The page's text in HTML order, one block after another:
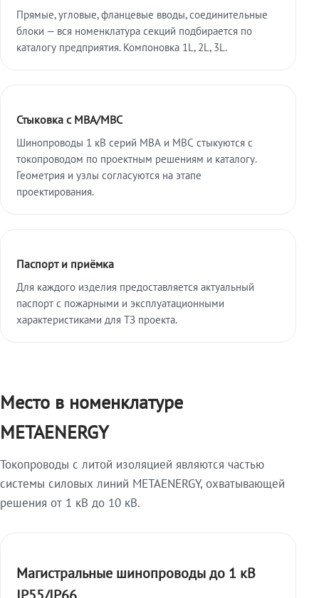
Прямые, угловые, фланцевые вводы, соединительные
блоки — вся номенклатура секций подбирается по
каталогу предприятия. Компоновка 1L, 2L, 3L.
Стыковка с МВА/МВС
Шинопроводы 1 кВ серий МВА и МВС стыкуются с
токопроводом по проектным решениям и каталогу.
Геометрия и узлы согласуются на этапе
проектирования.
Паспорт и приёмка
Для каждого изделия предоставляется актуальный
паспорт с пожарными и эксплуатационными
характеристиками для ТЗ проекта.
Место в номенклатуре
METAENERGY
Токопроводы с литой изоляцией являются частью
системы силовых линий METAENERGY, охватывающей
решения от 1 кВ до 10 кВ.
Магистральные шинопроводы до 1 кВ